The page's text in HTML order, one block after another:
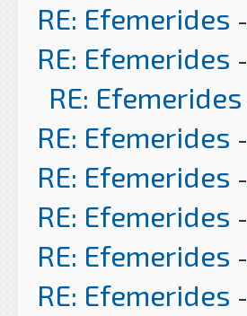
RE: Efemerides -
RE: Efemerides -
RE: Efemerides
RE: Efemerides -
RE: Efemerides -
RE: Efemerides -
RE: Efemerides -
RE: Efemerides -